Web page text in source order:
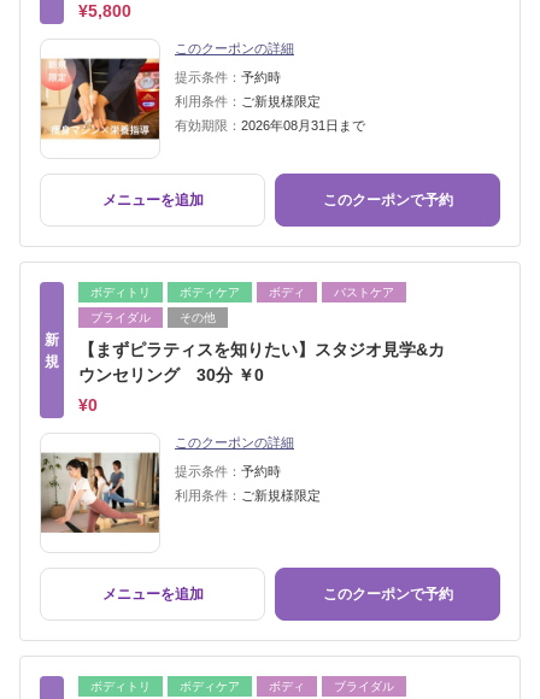
¥5,800
このクーポンの詳細
提示条件： 予約時
利用条件： ご新規様限定
有効期限： 2026年08月31日まで
メニューを追加 このクーポンで予約
新
規
ボディトリ ボディケア ボディ
バストケア
ブライダル
その他
【まずピラティスを知りたい】スタジオ見学&カ
ウンセリング 30分 ￥0
¥0
このクーポンの詳細
提示条件： 予約時
利用条件： ご新規様限定
メニューを追加 このクーポンで予約
ボディトリ ボディケア ボディ ブライダル